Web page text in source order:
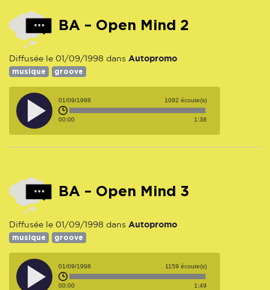
BA – Open Mind 2
Diffusée le 01/09/1998 dans Autopromo
musique groove
01/09/1998 1092 écoute(s)
00:00 1:38
BA – Open Mind 3
Diffusée le 01/09/1998 dans Autopromo
musique groove
01/09/1998 1159 écoute(s)
00:00 1:49